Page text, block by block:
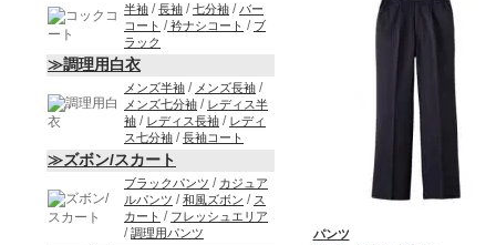
パンツ
半袖 /長袖 /七分袖 / バー
コート /衿ナシコート / ブ
ラック
≫調理用白衣
メンズ半袖 / メンズ長袖 /
メンズ七分袖 / レディス半
袖 / レディス長袖 / レディ
ス七分袖 /長袖コート
≫ズボン/スカート
ブラックパンツ / カジュア
ルパンツ /和風ズボン / ス
カート / フレッシュエリア
/調理用パンツ